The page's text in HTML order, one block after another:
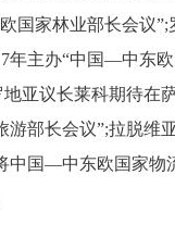
国家林业部长会议”;
年主办“中国—中东
亚议长莱科期待在
部长会议”;拉脱维
中国—中东欧国家物